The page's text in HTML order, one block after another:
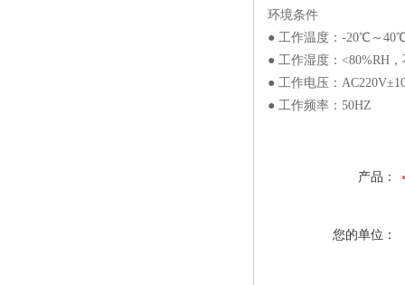
环境条件
● 工作温度：-20℃～
● 工作湿度：<80%RH
● 工作电压：
● 工作频率：50HZ
产品：
您的单位：